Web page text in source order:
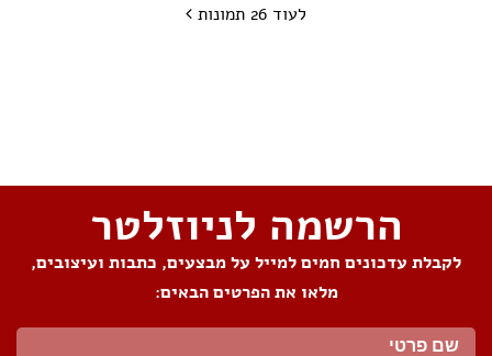
לעוד 26 תמונות
הרשמה לניוזלטר
לקבלת עדכונים חמים למייל על מבצעים, כתבות ועיצובים,
מלאו את הפרטים הבאים: